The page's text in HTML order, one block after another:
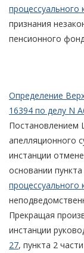
процессуального
признания
пенсионного
Определение
16394 по делу N
Постановлением
апелляционного
инстанции
основании
процессуального
Прекращая
инстанции
27, пункта 2